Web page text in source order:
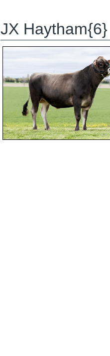
JX Haytham{6}